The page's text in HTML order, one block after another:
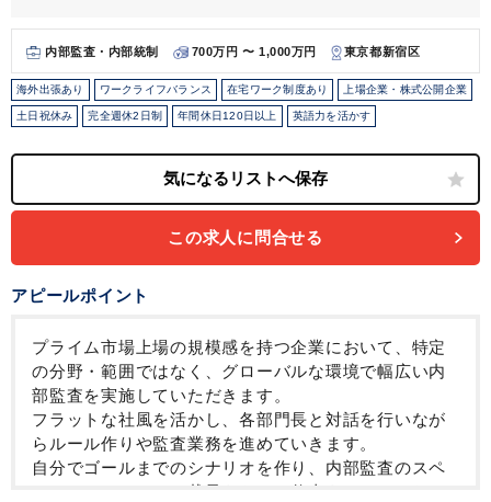
内部監査・内部統制 700万円 〜 1,000万円 東京都新宿区
海外出張あり ワークライフバランス 在宅ワーク制度あり 上場企業・株式公開企業
土日祝休み 完全週休2日制 年間休日120日以上 英語力を活かす
この求人に問合せる
アピールポイント
プライム市場上場の規模感を持つ企業において、特定
の分野・範囲ではなく、グローバルな環境で幅広い内
部監査を実施していただきます。
フラットな社風を活かし、各部門長と対話を行いなが
らルール作りや監査業務を進めていきます。
自分でゴールまでのシナリオを作り、内部監査のスペ
シャリストとして、裁量をもって仕事をしていただき